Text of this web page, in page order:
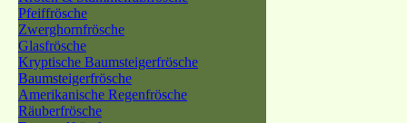
Pfeiffrösche
Zwerghornfrösche
Glasfrösche
Kryptische Baumsteigerfrösche
Baumsteigerfrösche
Amerikanische Regenfrösche
Räuberfrösche